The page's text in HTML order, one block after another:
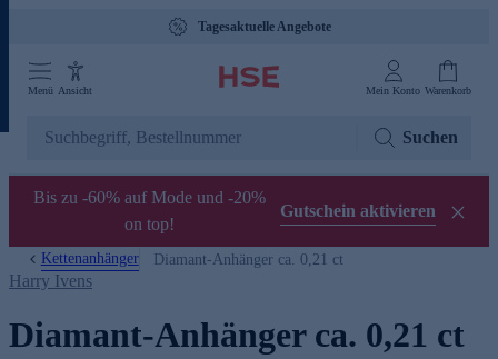
Tagesaktuelle Angebote
Menü Ansicht Mein Konto Warenkorb
Suchen
Bis zu -60% auf Mode und -20%
on top!
Gutschein aktivieren
Kettenanhänger Diamant-Anhänger ca. 0,21 ct
Harry Ivens
Diamant-Anhänger ca. 0,21 ct